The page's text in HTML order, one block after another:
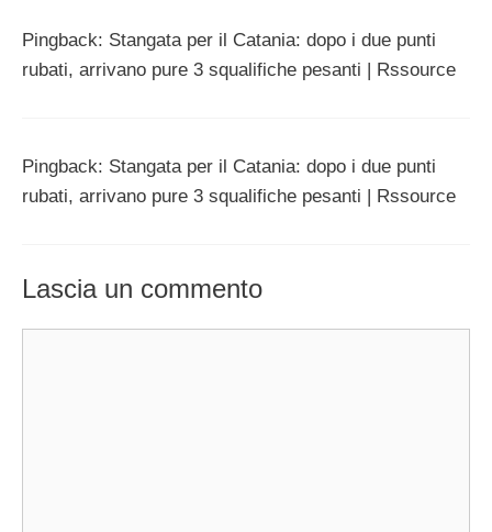
Pingback: Stangata per il Catania: dopo i due punti
rubati, arrivano pure 3 squalifiche pesanti | Rssource
Pingback: Stangata per il Catania: dopo i due punti
rubati, arrivano pure 3 squalifiche pesanti | Rssource
Lascia un commento